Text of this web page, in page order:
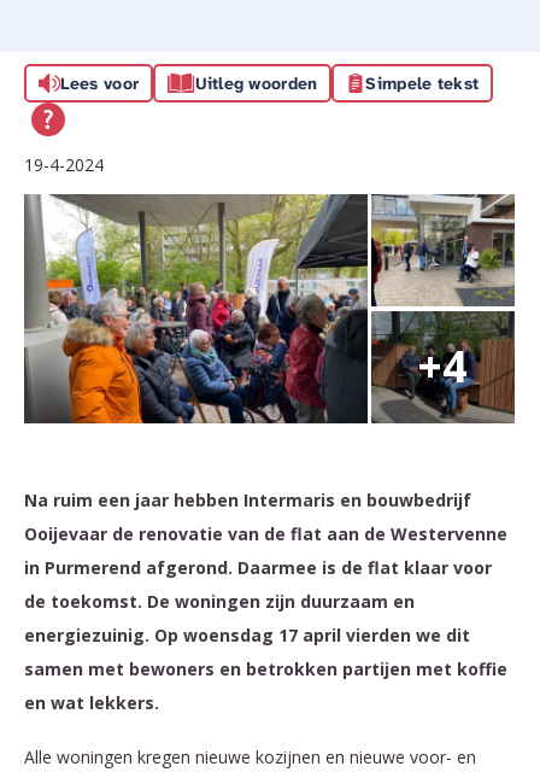
Lees voor Uitleg woorden Simpele tekst
19-4-2024
Na ruim een jaar hebben Intermaris en bouwbedrijf
Ooijevaar de renovatie van de flat aan de Westervenne
in Purmerend afgerond. Daarmee is de flat klaar voor
de toekomst. De woningen zijn duurzaam en
energiezuinig. Op woensdag 17 april vierden we dit
samen met bewoners en betrokken partijen met koffie
en wat lekkers.
Alle woningen kregen nieuwe kozijnen en nieuwe voor- en